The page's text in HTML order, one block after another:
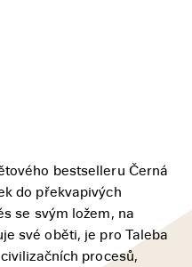
bestselleru Černá
do překvapivých
se svým ložem, na
své oběti, je pro Taleba
procesů,